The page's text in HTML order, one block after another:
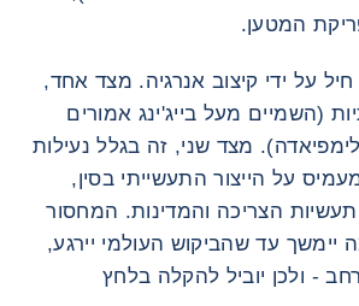
המטען.
על ידי קיצוב אנרגיה. מצד אחד,
(השמיים מעל בייג'ינג אמורים
מצד שני, זה בגלל נעילות
על הייצור התעשייתי בסין,
הצריכה והמדינות. המחסור
יימשך עד שהביקוש העולמי יירגע,
- ולכן יוביל להקלה בלחץ